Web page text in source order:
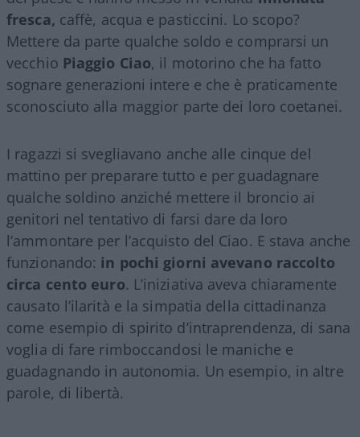
fresca, caffè, acqua e pasticcini. Lo scopo?
Mettere da parte qualche soldo e comprarsi un
vecchio Piaggio Ciao, il motorino che ha fatto
sognare generazioni intere e che è praticamente
sconosciuto alla maggior parte dei loro coetanei.
I ragazzi si svegliavano anche alle cinque del
mattino per preparare tutto e per guadagnare
qualche soldino anziché mettere il broncio ai
genitori nel tentativo di farsi dare da loro
l’ammontare per l’acquisto del Ciao. E stava anche
funzionando: in pochi giorni avevano raccolto
circa cento euro. L’iniziativa aveva chiaramente
causato l’ilarità e la simpatia della cittadinanza
come esempio di spirito d’intraprendenza, di sana
voglia di fare rimboccandosi le maniche e
guadagnando in autonomia. Un esempio, in altre
parole, di libertà.